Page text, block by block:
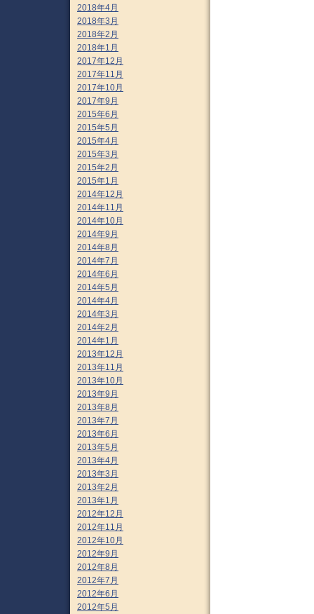
2018年4月
2018年3月
2018年2月
2018年1月
2017年12月
2017年11月
2017年10月
2017年9月
2015年6月
2015年5月
2015年4月
2015年3月
2015年2月
2015年1月
2014年12月
2014年11月
2014年10月
2014年9月
2014年8月
2014年7月
2014年6月
2014年5月
2014年4月
2014年3月
2014年2月
2014年1月
2013年12月
2013年11月
2013年10月
2013年9月
2013年8月
2013年7月
2013年6月
2013年5月
2013年4月
2013年3月
2013年2月
2013年1月
2012年12月
2012年11月
2012年10月
2012年9月
2012年8月
2012年7月
2012年6月
2012年5月